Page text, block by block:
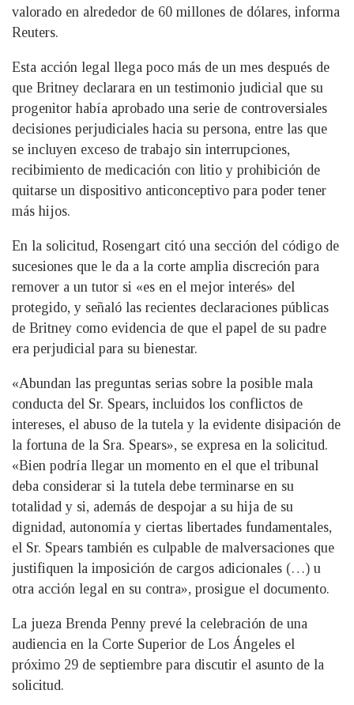
valorado en alrededor de 60 millones de dólares, informa
Reuters.
Esta acción legal llega poco más de un mes después de
que Britney declarara en un testimonio judicial que su
progenitor había aprobado una serie de controversiales
decisiones perjudiciales hacia su persona, entre las que
se incluyen exceso de trabajo sin interrupciones,
recibimiento de medicación con litio y prohibición de
quitarse un dispositivo anticonceptivo para poder tener
más hijos.
En la solicitud, Rosengart citó una sección del código de
sucesiones que le da a la corte amplia discreción para
remover a un tutor si «es en el mejor interés» del
protegido, y señaló las recientes declaraciones públicas
de Britney como evidencia de que el papel de su padre
era perjudicial para su bienestar.
«Abundan las preguntas serias sobre la posible mala
conducta del Sr. Spears, incluidos los conflictos de
intereses, el abuso de la tutela y la evidente disipación de
la fortuna de la Sra. Spears», se expresa en la solicitud.
«Bien podría llegar un momento en el que el tribunal
deba considerar si la tutela debe terminarse en su
totalidad y si, además de despojar a su hija de su
dignidad, autonomía y ciertas libertades fundamentales,
el Sr. Spears también es culpable de malversaciones que
justifiquen la imposición de cargos adicionales (…) u
otra acción legal en su contra», prosigue el documento.
La jueza Brenda Penny prevé la celebración de una
audiencia en la Corte Superior de Los Ángeles el
próximo 29 de septiembre para discutir el asunto de la
solicitud.